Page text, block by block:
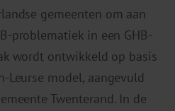
gemeenten om aan
problematiek in een GHB-
wordt ontwikkeld op basis
Leurse model, aangevuld
Twenterand. In de